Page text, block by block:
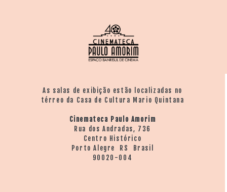
As salas de exibição estão localizadas no
térreo da Casa de Cultura Mario Quintana
Cinemateca Paulo Amorim
Rua dos Andradas, 736
Centro Histórico
Porto Alegre RS Brasil
90020-004